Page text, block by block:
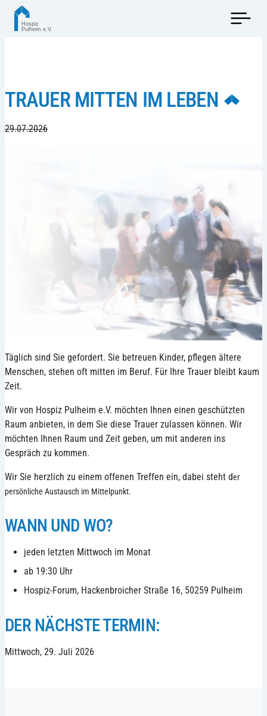
TRAUER MITTEN IM LEBEN
29.07.2026
Täglich sind Sie gefordert. Sie betreuen Kinder, pflegen ältere
Menschen, stehen oft mitten im Beruf. Für Ihre Trauer bleibt kaum
Zeit.
Wir von Hospiz Pulheim e.V. möchten Ihnen einen geschützten
Raum anbieten, in dem Sie diese Trauer zulassen können. Wir
möchten Ihnen Raum und Zeit geben, um mit anderen ins
Gespräch zu kommen.
Wir Sie herzlich zu einem offenen Treffen ein, dabei steht der
persönliche Austausch im Mittelpunkt.
WANN UND WO?
jeden letzten Mittwoch im Monat
ab 19:30 Uhr
Hospiz-Forum, Hackenbroicher Straße 16, 50259 Pulheim
DER NÄCHSTE TERMIN:
Mittwoch, 29. Juli 2026